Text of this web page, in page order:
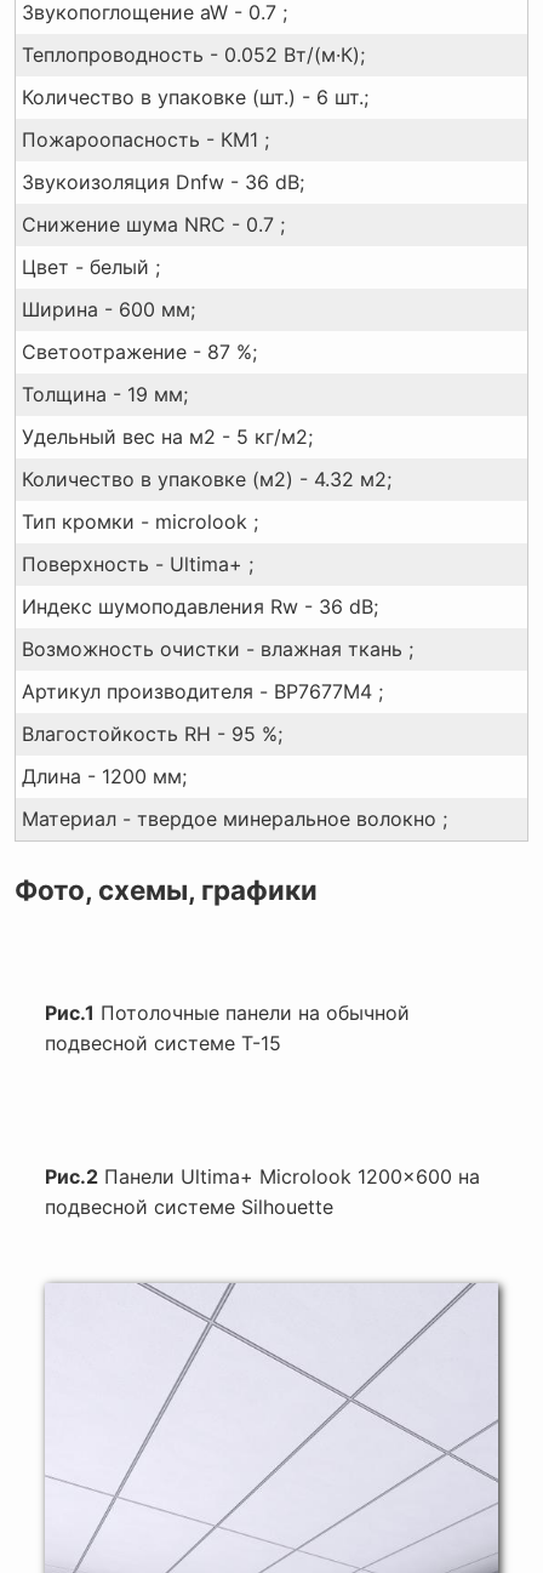
Звукопоглощение aW - 0.7 ;
Теплопроводность - 0.052 Вт/(м·К);
Количество в упаковке (шт.) - 6 шт.;
Пожароопасность - КМ1 ;
Звукоизоляция Dnfw - 36 dB;
Снижение шума NRC - 0.7 ;
Цвет - белый ;
Ширина - 600 мм;
Светоотражение - 87 %;
Толщина - 19 мм;
Удельный вес на м2 - 5 кг/м2;
Количество в упаковке (м2) - 4.32 м2;
Тип кромки - microlook ;
Поверхность - Ultima+ ;
Индекс шумоподавления Rw - 36 dB;
Возможность очистки - влажная ткань ;
Артикул производителя - BP7677M4 ;
Влагостойкость RH - 95 %;
Длина - 1200 мм;
Материал - твердое минеральное волокно ;
Фото, схемы, графики
Рис.1 Потолочные панели на обычной
подвесной системе T-15
Рис.2 Панели Ultima+ Microlook 1200x600 на
подвесной системе Silhouette